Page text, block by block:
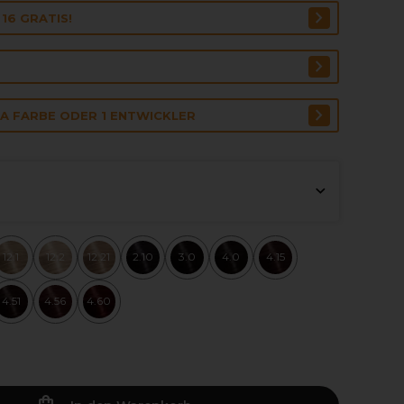
GRATIS!
FARBE ODER 1 ENTWICKLER
12.1 12.2 12.21 2.10 3.0 4.0 4.15
4.51 4.56 4.60